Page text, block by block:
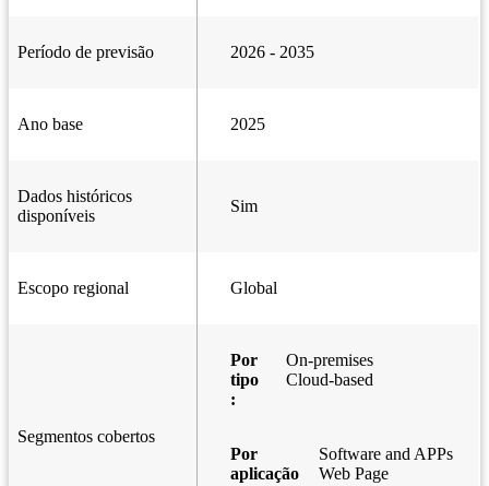
Período de previsão 2026 - 2035
Ano base 2025
Dados históricos
disponíveis
Sim
Escopo regional Global
Segmentos cobertos
Por
tipo
:
On-premises
Cloud-based
Por
aplicação
Software and APPs
Web Page